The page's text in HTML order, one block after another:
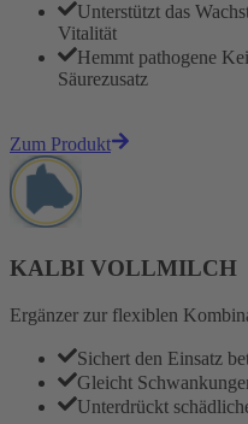
Unterstützt das
Vitalität
Hemmt pathogene
Säurezusatz
Zum Produkt
KALBI VOLLMILCH
Ergänzer zur flexiblen
Sichert den Einsatz
Gleicht
Unterdrückt